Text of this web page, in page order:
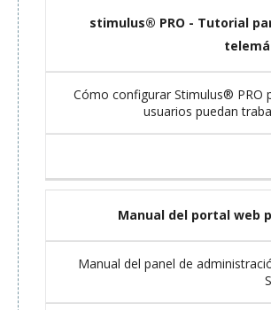
stimulus® PRO - Tutorial
Cómo configurar Stimulus® PRO
usuarios puedan
Manual del portal web
Manual del panel de